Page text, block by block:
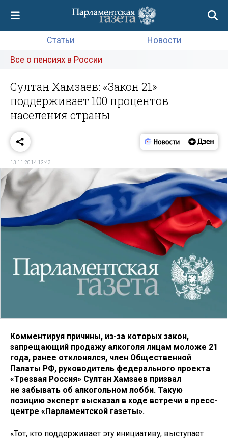
Статьи
Новости
Все о пенсиях в России
Султан Хамзаев: «Закон 21»
поддерживает 100 процентов
населения страны
13.11.2014 12:43
Комментируя причины, из-за которых закон,
запрещающий продажу алкоголя лицам моложе 21
года, ранее отклонялся, член Общественной
Палаты РФ, руководитель федерального проекта
«Трезвая Россия» Султан Хамзаев призвал
не забывать об алкогольном лобби. Такую
позицию эксперт высказал в ходе встречи в пресс-
центре «Парламентской газеты».
«Тот, кто поддерживает эту инициативу, выступает